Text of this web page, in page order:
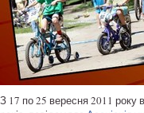
З 17 по 25 вересня 2011 року